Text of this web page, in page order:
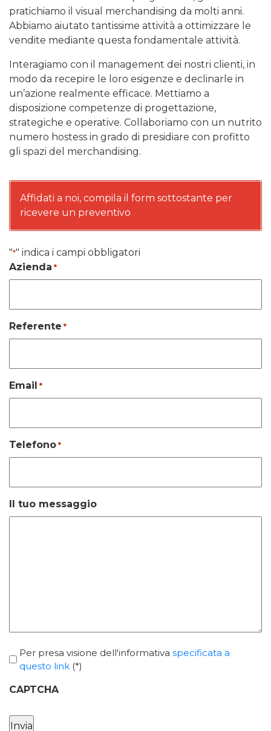
pratichiamo il visual merchandising da molti anni.
Abbiamo aiutato tantissime attività a ottimizzare le
vendite mediante questa fondamentale attività.
Interagiamo con il management dei nostri clienti, in
modo da recepire le loro esigenze e declinarle in
un’azione realmente efficace. Mettiamo a
disposizione competenze di progettazione,
strategiche e operative. Collaboriamo con un nutrito
numero hostess in grado di presidiare con profitto
gli spazi del merchandising.
Affidati a noi, compila il form sottostante per
ricevere un preventivo
"*" indica i campi obbligatori
Azienda *
Referente *
Email *
Telefono *
Il tuo messaggio
Per presa visione dell'informativa specificata a
questo link (*)
CAPTCHA